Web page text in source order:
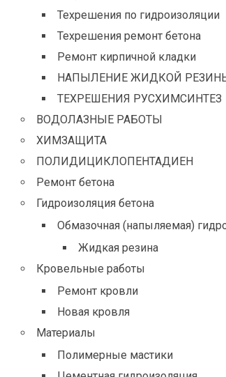
Техрешения по гидроизоляции
Техрешения ремонт бетона
Ремонт кирпичной кладки
НАПЫЛЕНИЕ ЖИДКОЙ
ТЕХРЕШЕНИЯ РУСХИМСИНТЕЗ
ВОДОЛАЗНЫЕ РАБОТЫ
ХИМЗАЩИТА
ПОЛИДИЦИКЛОПЕНТАДИЕН
Ремонт бетона
Гидроизоляция бетона
Обмазочная (напыляемая)
Жидкая резина
Кровельные работы
Ремонт кровли
Новая кровля
Материалы
Полимерные мастики